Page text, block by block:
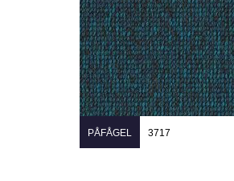
PÅFÅGEL 3717